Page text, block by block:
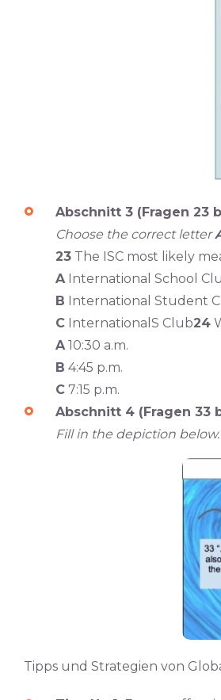
Abschnitt 3 (Fragen 23
Choose the correct letter
23 The ISC most likely
A International School
B International Student
C InternationalS Club24
A 10:30 a.m.
B 4:45 p.m.
C 7:15 p.m.
Abschnitt 4 (Fragen 33
Fill in the depiction
Tipps und Strategien von